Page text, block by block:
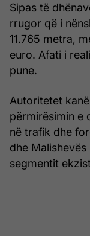
Sipas të
rrugor që i
11.765 metra,
euro. Afati i
pune.
Autoritetet
përmirësimin e
në trafik dhe
dhe
segmentit